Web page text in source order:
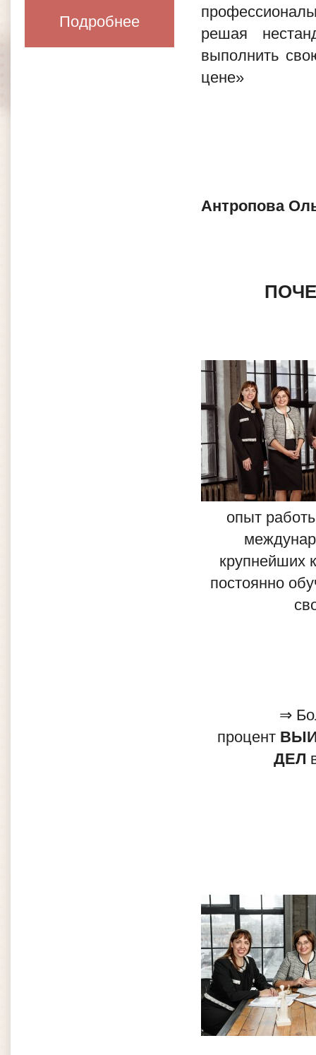
Подробнее
решая
выполнить
цене»
Антропова
опыт
крупнейших
постоянно
⇒
процент
ДЕЛ